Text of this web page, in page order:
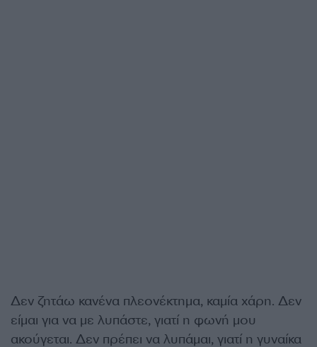
Δεν ζητάω κανένα πλεονέκτημα, καμία χάρη. Δεν
είμαι για να με λυπάστε, γιατί η φωνή μου
ακούγεται. Δεν πρέπει να λυπάμαι, γιατί η γυναίκα